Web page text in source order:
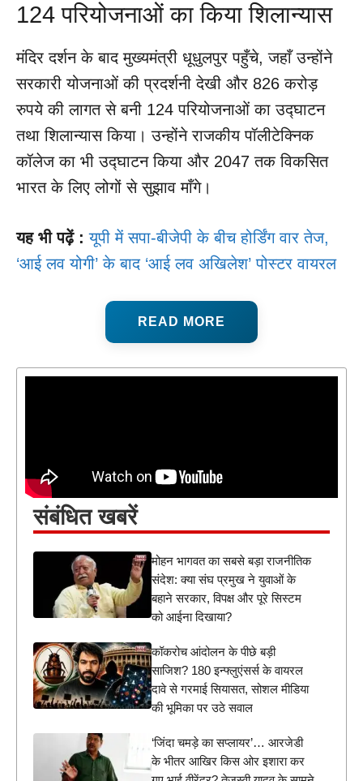
124 परियोजनाओं का किया शिलान्यास
मंदिर दर्शन के बाद मुख्यमंत्री धूधुलपुर पहुँचे, जहाँ उन्होंने
सरकारी योजनाओं की प्रदर्शनी देखी और 826 करोड़
रुपये की लागत से बनी 124 परियोजनाओं का उद्घाटन
तथा शिलान्यास किया। उन्होंने राजकीय पॉलीटेक्निक
कॉलेज का भी उद्घाटन किया और 2047 तक विकसित
भारत के लिए लोगों से सुझाव माँगे।
यह भी पढ़ें :यूपी में सपा-बीजेपी के बीच होर्डिंग वार तेज,
‘आई लव योगी’ के बाद ‘आई लव अखिलेश’ पोस्टर वायरल
READ MORE
संबंधित खबरें
मोहन भागवत का सबसे बड़ा राजनीतिक
संदेश: क्या संघ प्रमुख ने युवाओं के
बहाने सरकार, विपक्ष और पूरे सिस्टम
को आईना दिखाया?
कॉकरोच आंदोलन के पीछे बड़ी
साजिश? 180 इन्फ्लुएंसर्स के वायरल
दावे से गरमाई सियासत, सोशल मीडिया
की भूमिका पर उठे सवाल
‘जिंदा चमड़े का सप्लायर’… आरजेडी
के भीतर आखिर किस ओर इशारा कर